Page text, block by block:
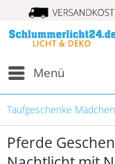
Menü
Taufgeschenke Mädchen
Pferde